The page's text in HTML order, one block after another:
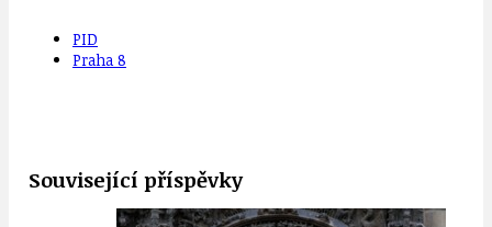
PID
Praha 8
Související příspěvky